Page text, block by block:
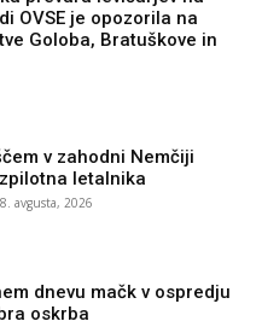
OVSE je opozorila na
Goloba, Bratuškove in
v zahodni Nemčiji
letalnika
8. avgusta, 2026
dnevu mačk v ospredju
oskrba